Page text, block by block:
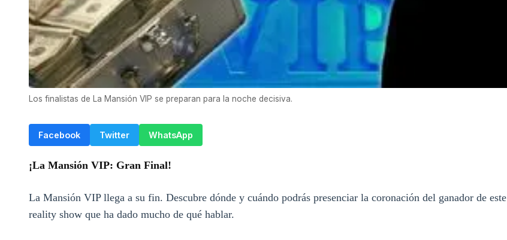
Los finalistas de La Mansión VIP se preparan para la noche decisiva.
Facebook Twitter WhatsApp
¡La Mansión VIP: Gran Final!
La Mansión VIP llega a su fin. Descubre dónde y cuándo podrás presenciar la coronación del ganador de este
reality show que ha dado mucho de qué hablar.